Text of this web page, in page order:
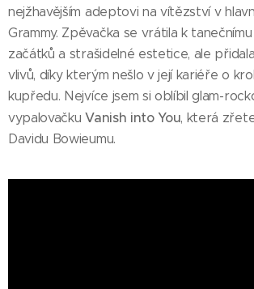
nejžhavějším adeptovi na vítězství v
Grammy. Zpěvačka se vrátila k
začátků a strašidelné estetice, ale
vlivů, díky kterým nešlo v její kariéře o
kupředu. Nejvíce jsem si oblíbil glam-
vypalovačkuVanish into You, která
Davidu Bowieumu.